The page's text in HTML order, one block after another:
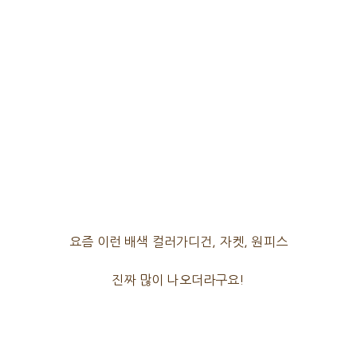
요즘 이런 배색 컬러가디건, 자켓, 원피스
진짜 많이 나오더라구요!